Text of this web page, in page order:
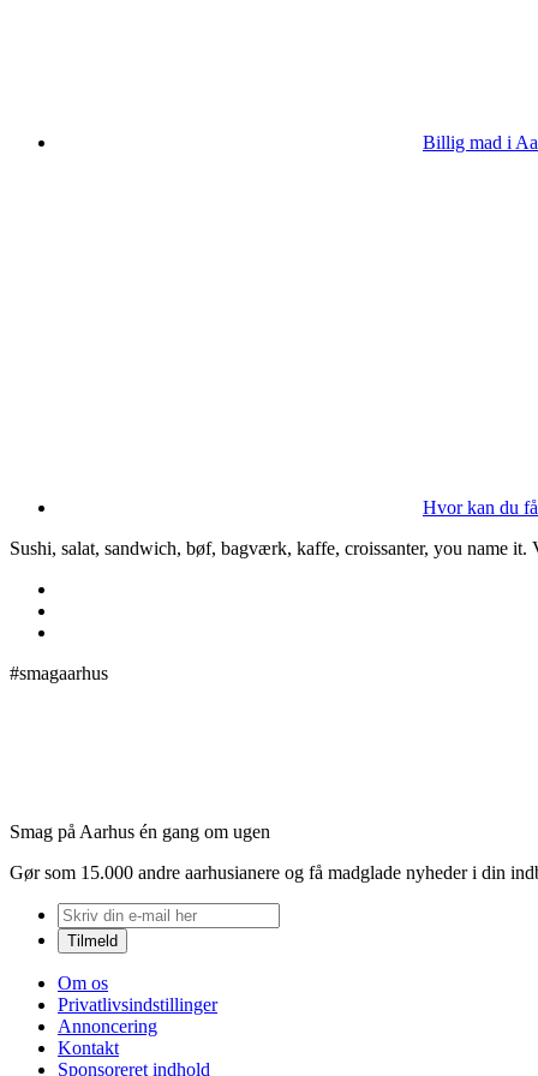
Billig mad i
Hvor kan du
Sushi, salat, sandwich, bøf, bagværk, kaffe, croissanter, you name
#smagaarhus
Smag på Aarhus én gang om ugen
Gør som 15.000 andre aarhusianere og få madglade nyheder i din
Om os
Privatlivsindstillinger
Annoncering
Kontakt
Sponsoreret indhold